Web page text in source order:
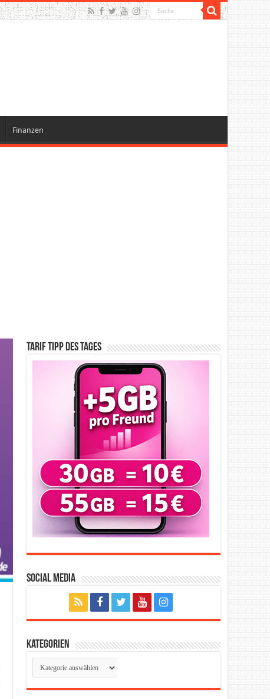
Finanzen
Tarif Tipp des Tages
Social Media
Kategorien
Kategorien